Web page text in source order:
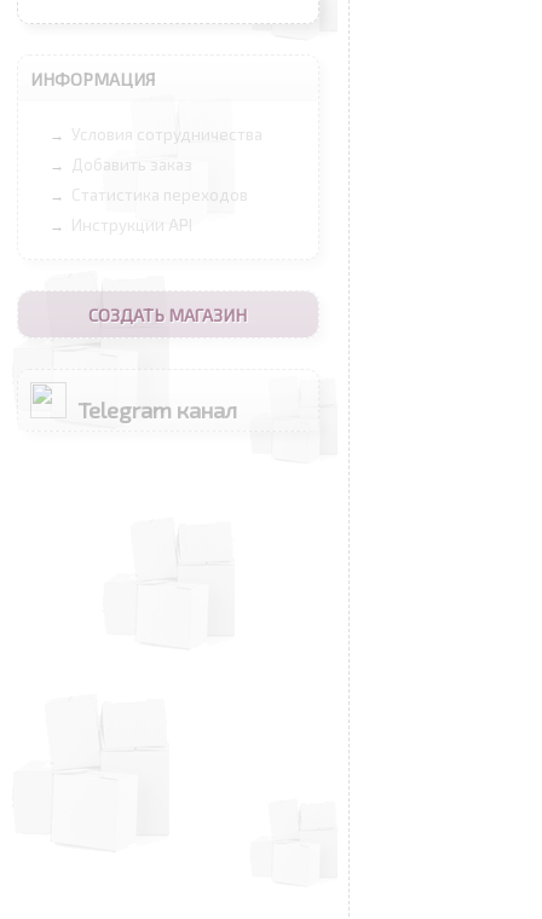
ИНФОРМАЦИЯ
→ Условия сотрудничества
→ Добавить заказ
→ Статистика переходов
→ Инструкции API
СОЗДАТЬ МАГАЗИН
Telegram канал